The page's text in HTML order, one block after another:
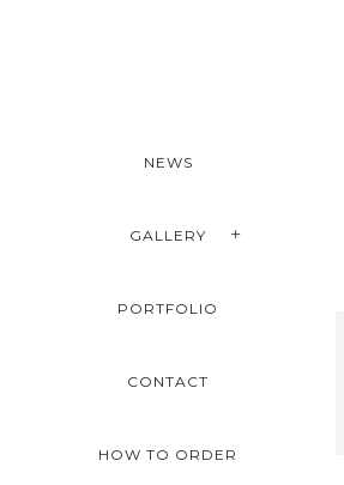
NEWS
GALLERY
PORTFOLIO
CONTACT
HOW TO ORDER